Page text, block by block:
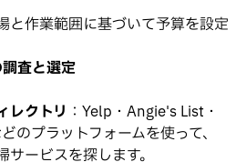
と作業範囲に基づいて予算を設定
査と選定
レクトリ ：Yelp・Angie's List・
のプラットフォームを使って、
ービスを探します。